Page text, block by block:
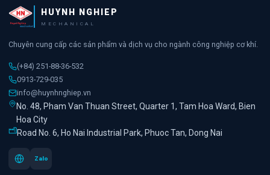
HUYNH NGHIEP
MECHANICAL
Chuyên cung cấp các sản phẩm và dịch vụ cho ngành công nghiệp cơ khí.
(+84) 251-88-36-532
0913-729-035
info@huynhnghiep.vn
No. 48, Pham Van Thuan Street, Quarter 1, Tam Hoa Ward, Bien
Hoa City
Road No. 6, Ho Nai Industrial Park, Phuoc Tan, Dong Nai
Zalo